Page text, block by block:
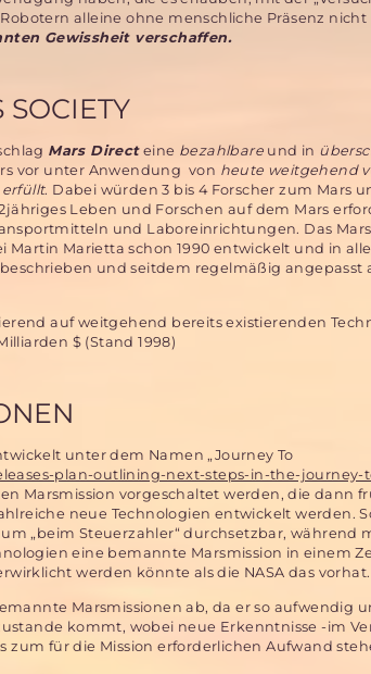
alleine ohne menschliche Präsenz
Gewissheit verschaffen.
Mars Directeine bezahlbare und in
vor unter Anwendung von heute weitgehend
erfüllt. Dabei würden 3 bis 4 Forscher zum Mars
Leben und Forschen auf dem Mars
und Laboreinrichtungen. Das
Marietta schon 1990 entwickelt und in
und seitdem regelmäßig angepasst
auf weitgehend bereits existierenden
$ (Stand 1998)
unter dem Namen „Journey To
plan-outlining-next-steps-in-the-journey-
Marsmission vorgeschaltet werden, die dann
neue Technologien entwickelt werden.
„beim Steuerzahler“ durchsetzbar, während
eine bemannte Marsmission in einem
werden könnte als die NASA das vorhat.
Marsmissionen ab, da er so aufwendig
kommt, wobei neue Erkenntnisse -im
zum für die Mission erforderlichen Aufwand